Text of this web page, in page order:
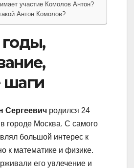
участие Комолов Антон?
Антон Комолов?
шаги
Сергеевич родился 24
городе Москва. С самого
большой интерес к
к математике и физике.
его увлечение и